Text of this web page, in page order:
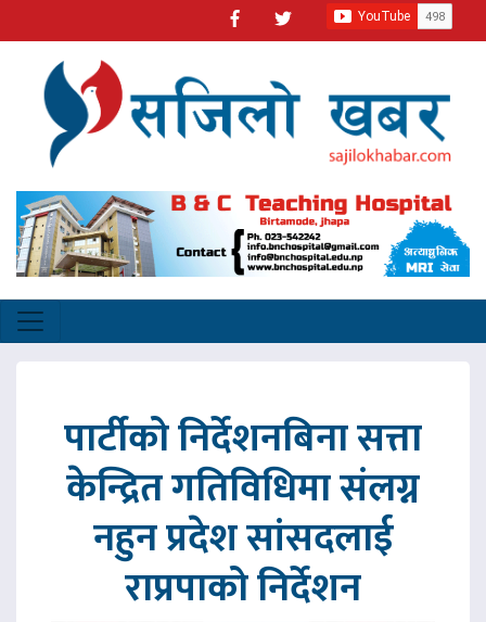
पार्टीको निर्देशनबिना सत्ता
केन्द्रित गतिविधिमा संलग्न
नहुन प्रदेश सांसदलाई
राप्रपाको निर्देशन